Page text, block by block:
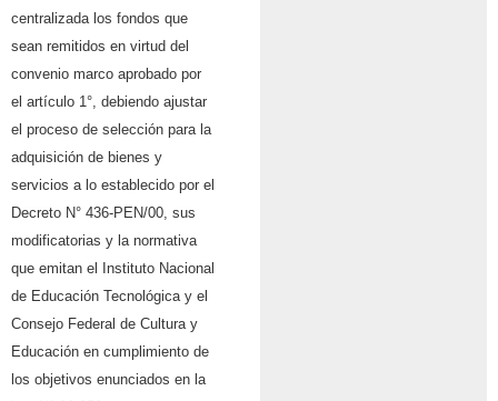
centralizada los fondos que
sean remitidos en virtud del
convenio marco aprobado por
el artículo 1°, debiendo ajustar
el proceso de selección para la
adquisición de bienes y
servicios a lo establecido por el
Decreto N° 436-PEN/00, sus
modificatorias y la normativa
que emitan el Instituto Nacional
de Educación Tecnológica y el
Consejo Federal de Cultura y
Educación en cumplimiento de
los objetivos enunciados en la